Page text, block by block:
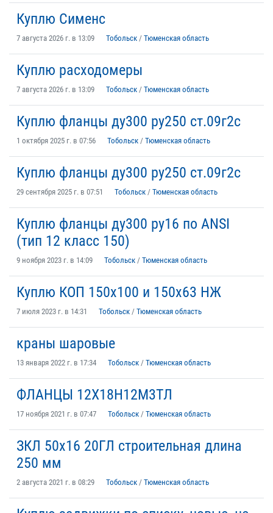
Куплю Сименс
7 августа 2026 г. в 13:09 Тобольск / Тюменская область
Куплю расходомеры
7 августа 2026 г. в 13:09 Тобольск / Тюменская область
Куплю фланцы ду300 ру250 ст.09г2с
1 октября 2025 г. в 07:56 Тобольск / Тюменская область
Куплю фланцы ду300 ру250 ст.09г2с
29 сентября 2025 г. в 07:51 Тобольск / Тюменская область
Куплю фланцы ду300 ру16 по ANSI
(тип 12 класс 150)
9 ноября 2023 г. в 14:09 Тобольск / Тюменская область
Куплю КОП 150х100 и 150х63 НЖ
7 июля 2023 г. в 14:31 Тобольск / Тюменская область
краны шаровые
13 января 2022 г. в 17:34 Тобольск / Тюменская область
ФЛАНЦЫ 12Х18Н12М3ТЛ
17 ноября 2021 г. в 07:47 Тобольск / Тюменская область
ЗКЛ 50х16 20ГЛ строительная длина
250 мм
2 августа 2021 г. в 08:29 Тобольск / Тюменская область